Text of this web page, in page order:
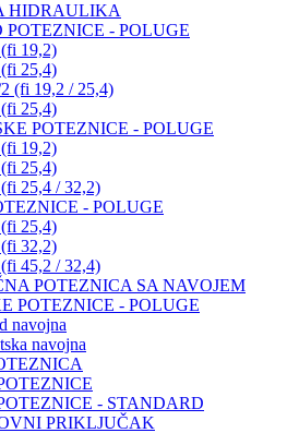
HIDRAULIKA
POTEZNICE - POLUGE
19,2)
25,4)
(fi 19,2 / 25,4)
25,4)
POTEZNICE - POLUGE
19,2)
25,4)
25,4 / 32,2)
- POLUGE
25,4)
32,2)
45,2 / 32,4)
POTEZNICA SA NAVOJEM
POTEZNICE - POLUGE
navojna
navojna
- STANDARD
PRIKLJUČAK